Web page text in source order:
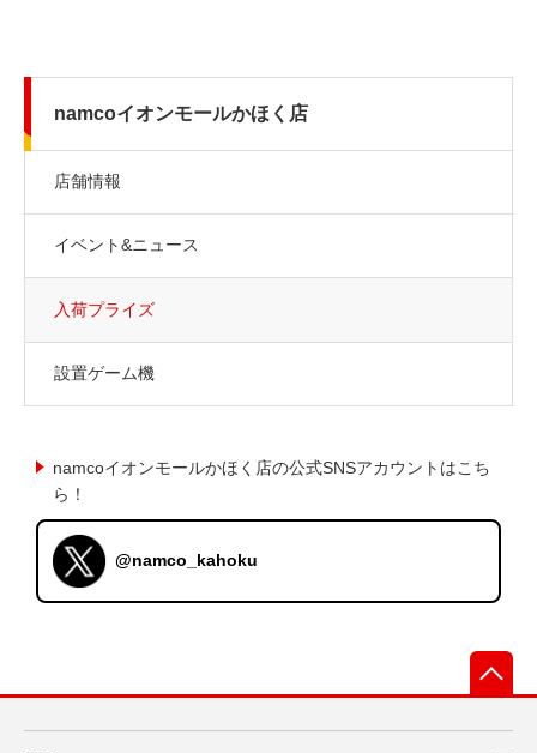
namcoイオンモールかほく店
店舗情報
イベント&ニュース
入荷プライズ
設置ゲーム機
namcoイオンモールかほく店の公式SNSアカウントはこち
ら！
@namco_kahoku